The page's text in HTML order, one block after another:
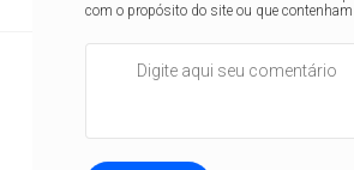
Tendência famosos famosos
com o propósito do site ou que